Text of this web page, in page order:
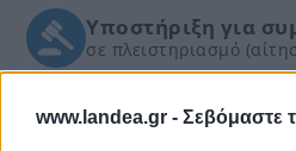
www.landea.gr - Σεβόμαστε
Υποστήριξη για
σε πλειστηριασμό
Νομικός έλεγχος
Συντονισμός νομικών